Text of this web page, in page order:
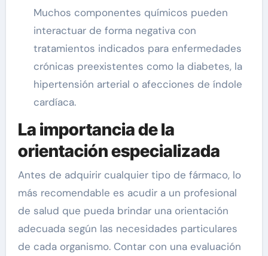
Muchos componentes químicos pueden
interactuar de forma negativa con
tratamientos indicados para enfermedades
crónicas preexistentes como la diabetes, la
hipertensión arterial o afecciones de índole
cardíaca.
La importancia de la
orientación especializada
Antes de adquirir cualquier tipo de fármaco, lo
más recomendable es acudir a un profesional
de salud que pueda brindar una orientación
adecuada según las necesidades particulares
de cada organismo. Contar con una evaluación